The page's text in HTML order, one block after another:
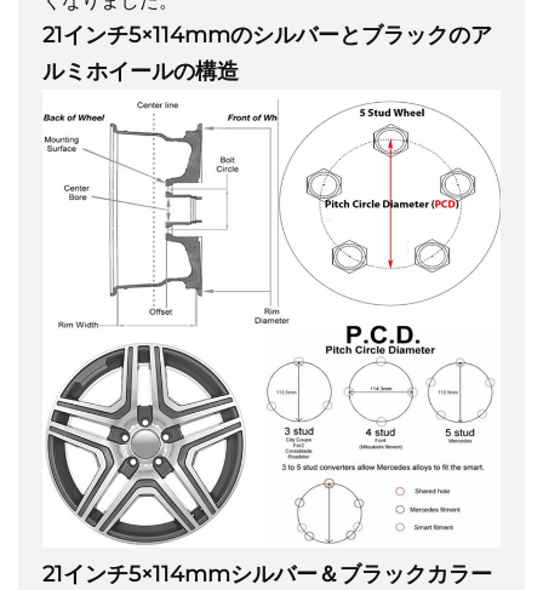
21インチ5×114mmのシルバーとブラックのア
ルミホイールの構造
21インチ5×114mmシルバー＆ブラックカラー